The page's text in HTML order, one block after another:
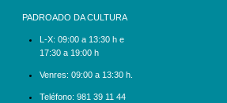
PADROADO DA CULTURA
L-X: 09:00 a 13:30 h e
17:30 a 19:00 h
Venres: 09:00 a 13:30 h.
Teléfono: 981 39 11 44